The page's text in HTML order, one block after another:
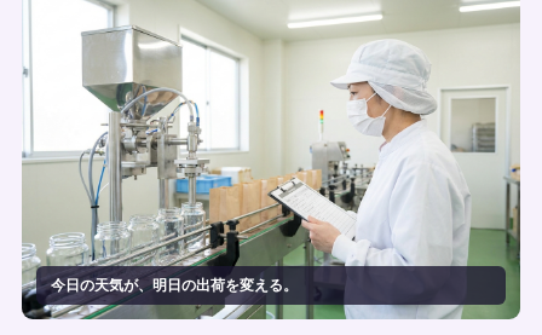
今日の天気が、明日の出荷を変える。